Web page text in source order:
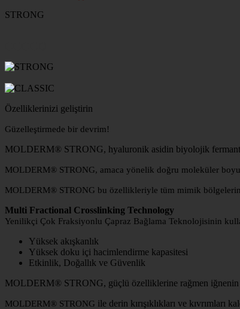
STRONG
Özelliklerinizi geliştirin
Güzelleştirmede bir devrim!
MOLDERM® STRONG, hyaluronik asidin biyolojik
MOLDERM® STRONG, amaca yönelik doğru moleküler
MOLDERM® STRONG bu özellikleriyle tüm mimik bölgelerin
Multi Fractional Crosslinking Technology
Yenilikçi Çok Fraksiyonlu Çapraz Bağlama Teknolojisinin
Yüksek akışkanlık
Yüksek doku içi hacimlendirme kapasitesi
Etkinlik, Doğallık ve Güvenlik
MOLDERM® STRONG, güçlü özelliklerine rağmen iğnenin
MOLDERM® STRONG ile derin kırışıklıkları ve